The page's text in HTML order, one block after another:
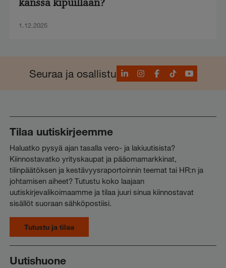
kanssa kipuillaan?
1.12.2025
Seuraa ja osallistuLinkedInInstagram
Facebook
TikTokYouTube
Tilaa uutiskirjeemme
Haluatko pysyä ajan tasalla vero- ja lakiuutisista?
Kiinnostavatko yrityskaupat ja pääomamarkkinat,
tilinpäätöksen ja kestävyysraportoinnin teemat tai HR:n ja
johtamisen aiheet? Tutustu koko laajaan
uutiskirjevalikoimaamme ja tilaa juuri sinua kiinnostavat
sisällöt suoraan sähköpostiisi.
Tutustu ja tilaa
Uutishuone